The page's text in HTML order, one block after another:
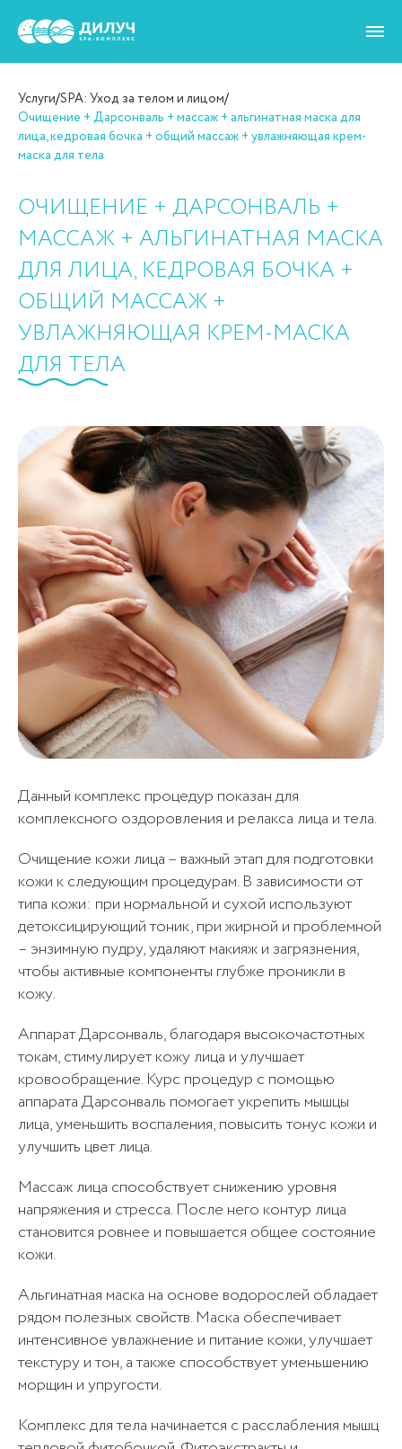
Услуги/SPA: Уход за телом и лицом/
Очищение + Дарсонваль + массаж + альгинатная маска для
лица, кедровая бочка + общий массаж + увлажняющая крем-
маска для тела
ОЧИЩЕНИЕ + ДАРСОНВАЛЬ +
МАССАЖ + АЛЬГИНАТНАЯ МАСКА
ДЛЯ ЛИЦА, КЕДРОВАЯ БОЧКА +
ОБЩИЙ МАССАЖ +
УВЛАЖНЯЮЩАЯ КРЕМ-МАСКА
ДЛЯ ТЕЛА
Данный комплекс процедур показан для
комплексного оздоровления и релакса лица и тела.
Очищение кожи лица – важный этап для подготовки
кожи к следующим процедурам. В зависимости от
типа кожи: при нормальной и сухой используют
детоксицирующий тоник, при жирной и проблемной
– энзимную пудру, удаляют макияж и загрязнения,
чтобы активные компоненты глубже проникли в
кожу.
Аппарат Дарсонваль, благодаря высокочастотных
токам, стимулирует кожу лица и улучшает
кровообращение. Курс процедур с помощью
аппарата Дарсонваль помогает укрепить мышцы
лица, уменьшить воспаления, повысить тонус кожи и
улучшить цвет лица.
Массаж лица способствует снижению уровня
напряжения и стресса. После него контур лица
становится ровнее и повышается общее состояние
кожи.
Альгинатная маска на основе водорослей обладает
рядом полезных свойств. Маска обеспечивает
интенсивное увлажнение и питание кожи, улучшает
текстуру и тон, а также способствует уменьшению
морщин и упругости.
Комплекс для тела начинается с расслабления мышц
Отмечая, вы даете согласие
наобработку персональных данных
Криосауна (разовое посещение)1 100₽
Отправить
наобработку персональных данных
Отправить
Отмечая, вы даете согласие
10
посещений
Отправить
Отмечая, вы даете согласие
Отправить
Отмечая, вы даёте согласие
наобработку персональных данных